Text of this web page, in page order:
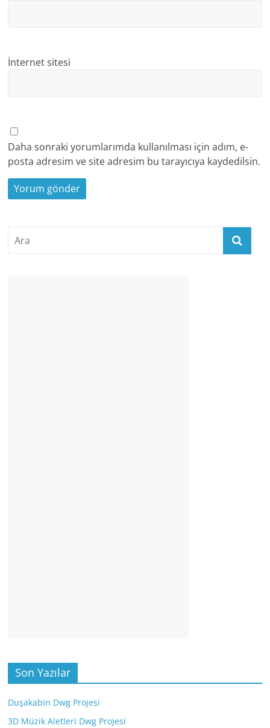
İnternet sitesi
Daha sonraki yorumlarımda kullanılması için adım, e-
posta adresim ve site adresim bu tarayıcıya kaydedilsin.
Son Yazılar
Duşakabin Dwg Projesi
3D Müzik Aletleri Dwg Projesi